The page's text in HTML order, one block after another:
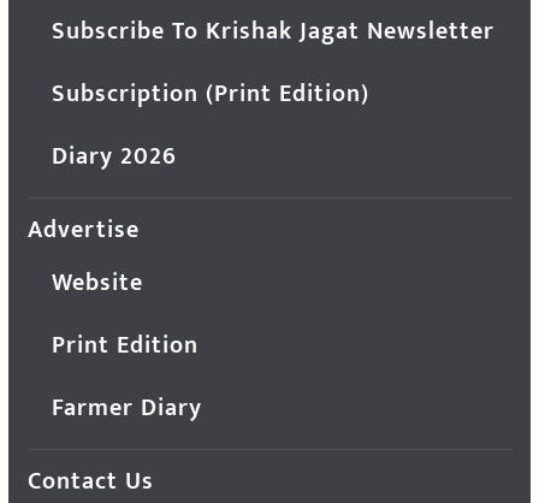
Subscribe To Krishak Jagat Newsletter
Subscription (Print Edition)
Diary 2026
Advertise
Website
Print Edition
Farmer Diary
Contact Us